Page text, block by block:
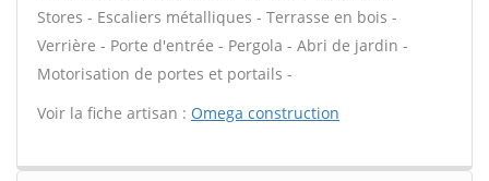
Stores - Escaliers métalliques - Terrasse en bois -
Verrière - Porte d'entrée - Pergola - Abri de jardin -
Motorisation de portes et portails -
Voir la fiche artisan : Omega construction